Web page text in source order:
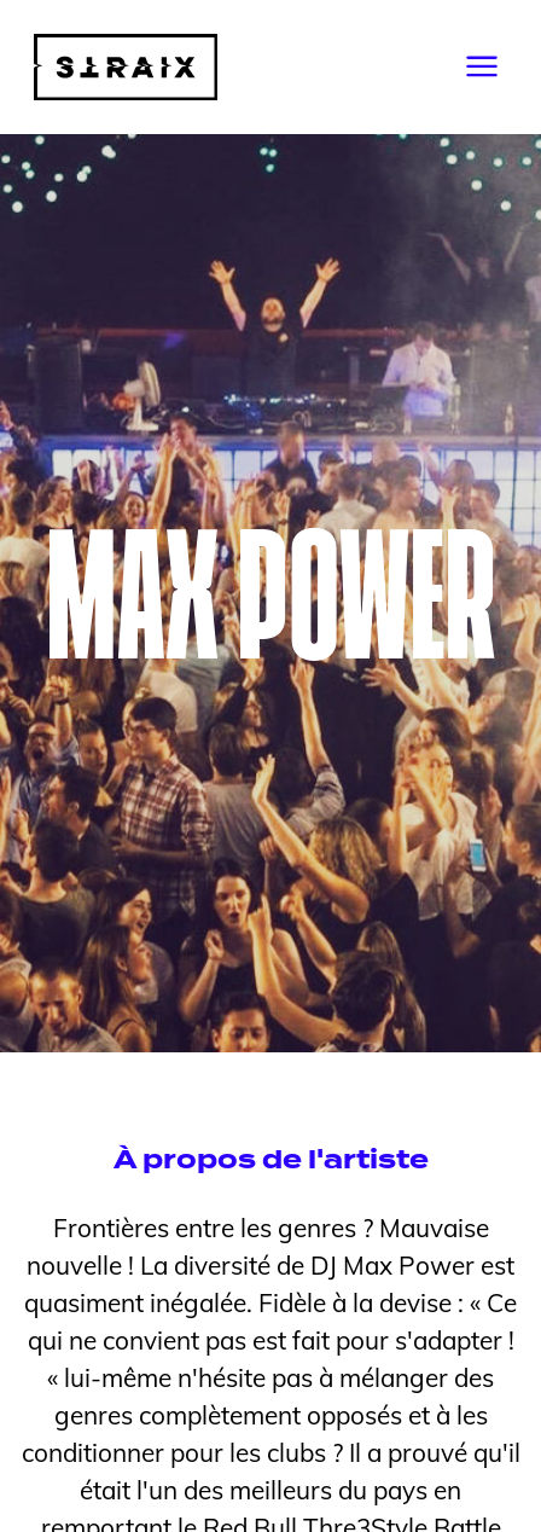
MAX POWER
À propos de l'artiste
Frontières entre les genres ? Mauvaise
nouvelle ! La diversité de DJ Max Power est
quasiment inégalée. Fidèle à la devise : « Ce
qui ne convient pas est fait pour s'adapter !
« lui-même n'hésite pas à mélanger des
genres complètement opposés et à les
conditionner pour les clubs ? Il a prouvé qu'il
était l'un des meilleurs du pays en